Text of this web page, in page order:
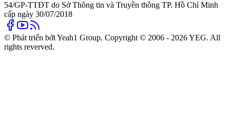
54/GP-TTĐT do Sở Thông tin và Truyền thông TP. Hồ Chí Minh
cấp ngày 30/07/2018
© Phát triển bởi Yeah1 Group. Copyright © 2006 - 2026 YEG. All
rights reverved.